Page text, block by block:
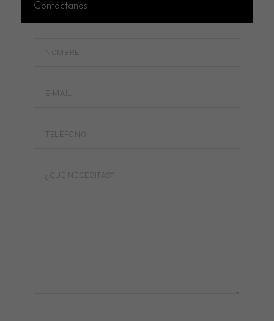
Contáctanos